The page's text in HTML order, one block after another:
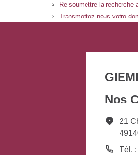
Re-soumettre la recherche
Transmettez-nous votre
Nos
21
Tél.